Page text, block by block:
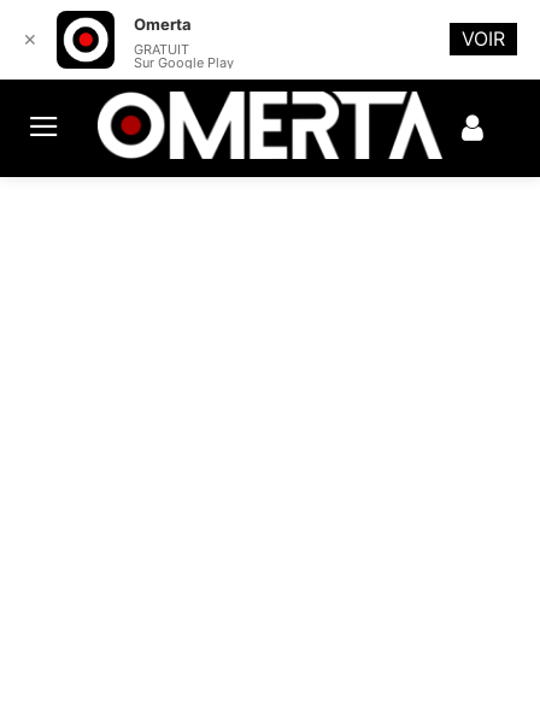
✕
Omerta
GRATUIT
Sur Google Play
VOIR